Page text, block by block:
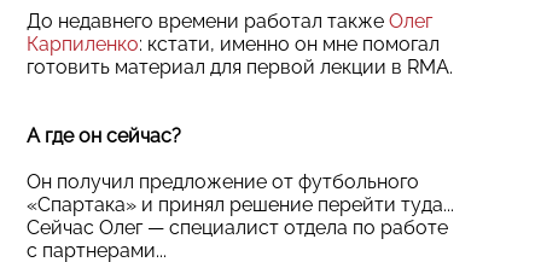
До недавнего времени работал также Олег
Карпиленко: кстати, именно он мне помогал
готовить материал для первой лекции в RMA.
А где он сейчас?
Он получил предложение от футбольного
«Спартака» и принял решение перейти туда...
Сейчас Олег — специалист отдела по работе
с партнерами...